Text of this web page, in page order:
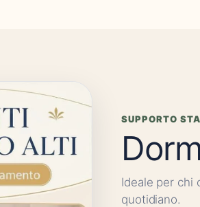
SUPPORTO
Ideale per chi
quotidiano.